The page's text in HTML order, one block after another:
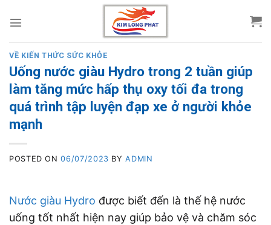
VỀ KIẾN THỨC SỨC KHỎE
Uống nước giàu Hydro trong 2 tuần giúp
làm tăng mức hấp thụ oxy tối đa trong
quá trình tập luyện đạp xe ở người khỏe
mạnh
POSTED ON06/07/2023 BYADMIN
Nước giàu Hydro được biết đến là thế hệ nước
uống tốt nhất hiện nay giúp bảo vệ và chăm sóc